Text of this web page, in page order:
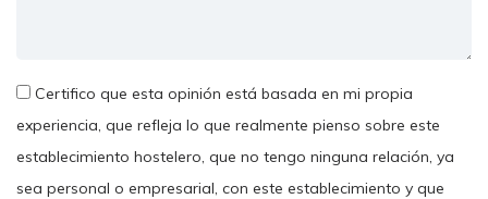
Certifico que esta opinión está basada en mi propia
experiencia, que refleja lo que realmente pienso sobre este
establecimiento hostelero, que no tengo ninguna relación, ya
sea personal o empresarial, con este establecimiento y que